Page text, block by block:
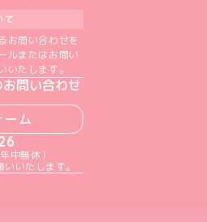
て
お問い合わせを
ルまたはお問い
いたします。
問い合わせ
ーム
中無休）
いいたします。